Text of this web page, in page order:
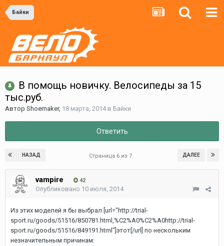
Байки
В помощь новичку. Велосипеды за 15
тыс.руб.
Автор Shoemaker, 18 марта, 2014в Байки
Ответить
НАЗАД ДАЛЕЕ
Страница 6 из 7
vampire 42
Опубликовано 10 июля, 2014
Из этих моделей я бы выбрал [url="http://trial-
sport.ru/goods/51516/850781.html,%C2%A0%C2%A0http://trial-
sport.ru/goods/51516/849191.html"]этот[/url] по нескольким
незначительным причинам: